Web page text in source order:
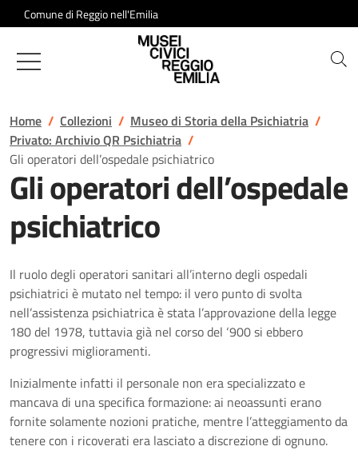
Salta al contenuto
Comune di Reggio nell'Emilia
Musei Civici di Reggio Emilia
Home Collezioni
Museo di Storia della Psichiatria
Privato: Archivio QR Psichiatria
Gli operatori dell’ospedale psichiatrico
Gli operatori dell’ospedale
psichiatrico
Il ruolo degli operatori sanitari all’interno degli ospedali
psichiatrici è mutato nel tempo: il vero punto di svolta
nell’assistenza psichiatrica è stata l’approvazione della legge
180 del 1978, tuttavia già nel corso del ‘900 si ebbero
progressivi miglioramenti.
Inizialmente infatti il personale non era specializzato e
mancava di una specifica formazione: ai neoassunti erano
fornite solamente nozioni pratiche, mentre l’atteggiamento da
tenere con i ricoverati era lasciato a discrezione di ognuno.